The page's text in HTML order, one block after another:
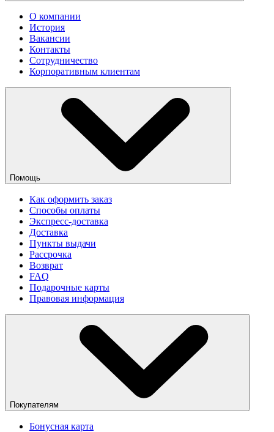
О компании
История
Вакансии
Контакты
Сотрудничество
Корпоративным клиентам
Помощь
Как оформить заказ
Способы оплаты
Экспресс-доставка
Доставка
Пункты выдачи
Рассрочка
Возврат
FAQ
Подарочные карты
Правовая информация
Покупателям
Бонусная карта